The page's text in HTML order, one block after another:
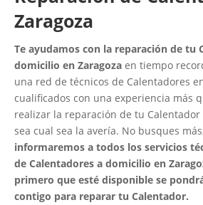
Zaragoza
Te ayudamos con la reparación de tu
domicilio en Zaragoza en tiempo
una red de técnicos de Calentadores
cualificados con una experiencia más
realizar la reparación de tu
sea cual sea la avería. No busques
informaremos a todos los servicios
de Calentadores a domicilio en
primero que esté disponible se
contigo para reparar tu Calentador.